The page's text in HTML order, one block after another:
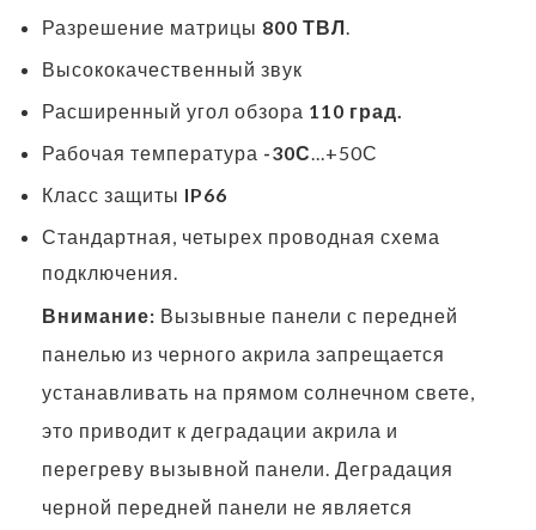
Разрешение матрицы 800 ТВЛ.
Высококачественный звук
Расширенный угол обзора 110 град.
Рабочая температура -30С...+50С
Класс защиты IP66
Стандартная, четырех проводная схема
подключения.
Внимание: Вызывные панели с передней
панелью из черного акрила запрещается
устанавливать на прямом солнечном свете,
это приводит к деградации акрила и
перегреву вызывной панели. Деградация
черной передней панели не является